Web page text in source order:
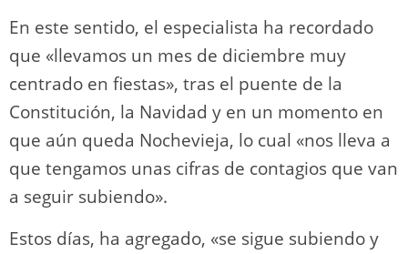
En este sentido, el especialista ha recordado
que «llevamos un mes de diciembre muy
centrado en fiestas», tras el puente de la
Constitución, la Navidad y en un momento en
que aún queda Nochevieja, lo cual «nos lleva a
que tengamos unas cifras de contagios que van
a seguir subiendo».
Estos días, ha agregado, «se sigue subiendo y